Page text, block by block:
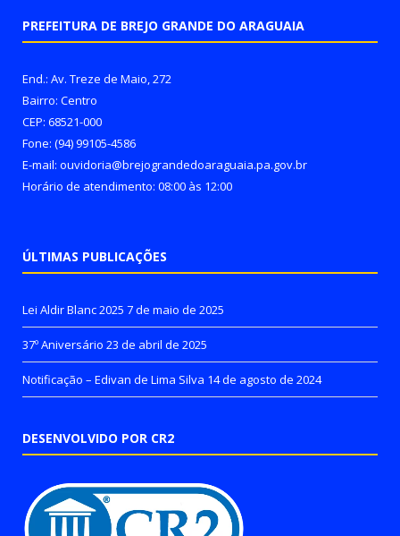
PREFEITURA DE BREJO GRANDE DO ARAGUAIA
End.: Av. Treze de Maio, 272
Bairro: Centro
CEP: 68521-000
Fone: (94) 99105-4586
E-mail: ouvidoria@brejograndedoaraguaia.pa.gov.br
Horário de atendimento: 08:00 às 12:00
ÚLTIMAS PUBLICAÇÕES
Lei Aldir Blanc 2025 7 de maio de 2025
37º Aniversário 23 de abril de 2025
Notificação – Edivan de Lima Silva 14 de agosto de 2024
DESENVOLVIDO POR CR2